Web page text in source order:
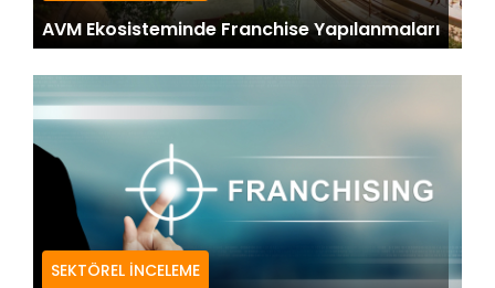
AVM Ekosisteminde Franchise Yapılanmaları
SEKTÖREL İNCELEME